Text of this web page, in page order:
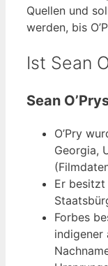
Quellen und
werden, bis
Ist Sean
Sean
O’Pry
Georgia,
Er besitzt
Forbes
indigener